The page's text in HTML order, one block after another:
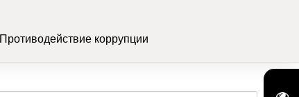
Противодействие коррупции